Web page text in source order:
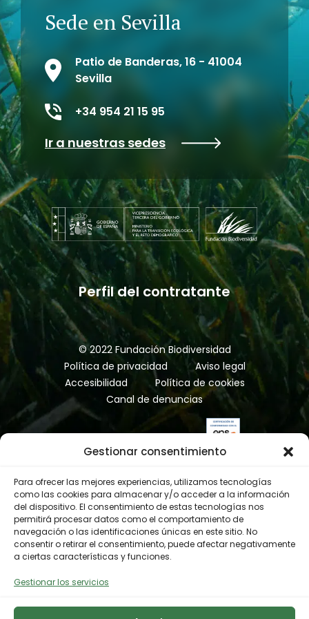
Gestionar consentimiento
Para ofrecer las mejores experiencias, utilizamos tecnologías
como las cookies para almacenar y/o acceder a la información
del dispositivo. El consentimiento de estas tecnologías nos
permitirá procesar datos como el comportamiento de
navegación o las identificaciones únicas en este sitio. No
consentir o retirar el consentimiento, puede afectar negativamente
a ciertas características y funciones.
Gestionar los servicios
Sede en Sevilla
Patio de Banderas, 16 - 41004
Sevilla
+34 954 21 15 95
Ir a nuestras sedes
Perfil del contratante
© 2022 Fundación Biodiversidad
Política de privacidad
Aviso legal
Accesibilidad
Política de cookies
Canal de denuncias